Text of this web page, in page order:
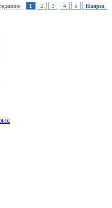
1 2 3 4 5 Напред